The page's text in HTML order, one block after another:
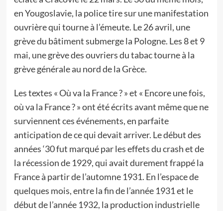
en Yougoslavie, la police tire sur une manifestation
ouvrière qui tourne à l’émeute. Le 26 avril, une
grève du bâtiment submerge la Pologne. Les 8 et 9
mai, une grève des ouvriers du tabac tourne à la
grève générale au nord de la Grèce.
Les textes « Où va la France ? » et « Encore une fois,
où va la France ? » ont été écrits avant même que ne
surviennent ces événements, en parfaite
anticipation de ce qui devait arriver. Le début des
années ‘30 fut marqué par les effets du crash et de
la récession de 1929, qui avait durement frappé la
France à partir de l’automne 1931. En l’espace de
quelques mois, entre la fin de l’année 1931 et le
début de l’année 1932, la production industrielle